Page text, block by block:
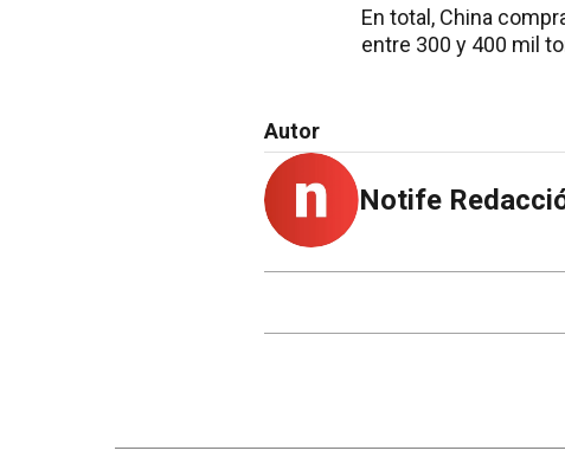
En total, China
entre 300 y 400 mil
Autor
Notife